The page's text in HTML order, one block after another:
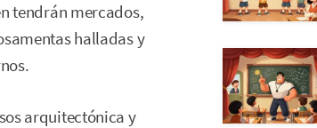
tendrán mercados,
halladas y
arquitectónica y